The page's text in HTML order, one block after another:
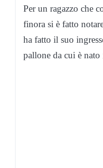
Per un ragazzo che
finora si è fatto
ha fatto il suo
pallone da cui è